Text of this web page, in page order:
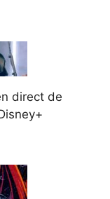
direct de